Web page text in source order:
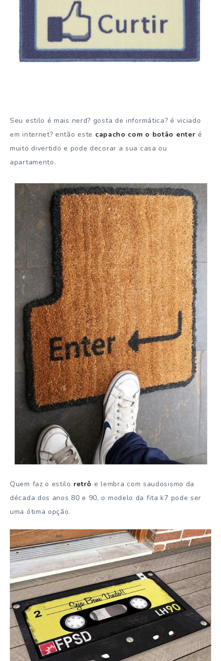
Seu estilo é mais nerd? gosta de informática? é viciado
em internet? então este capacho com o botão enter é
muito divertido e pode decorar a sua casa ou
apartamento.
Quem faz o estilo retrô e lembra com saudosismo da
década dos anos 80 e 90, o modelo da fita k7 pode ser
uma ótima opção.